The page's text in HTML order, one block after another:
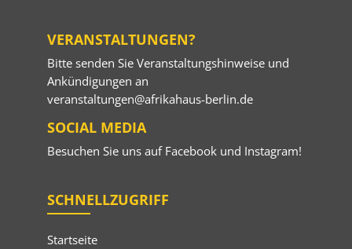
VERANSTALTUNGEN?
Bitte senden Sie Veranstaltungshinweise und
Ankündigungen an
veranstaltungen@afrikahaus-berlin.de
SOCIAL MEDIA
Besuchen Sie uns auf Facebookund Instagram!
SCHNELLZUGRIFF
Startseite